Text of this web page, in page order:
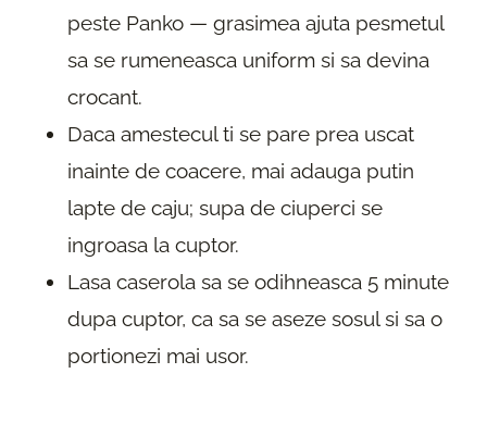
peste Panko — grasimea ajuta pesmetul
sa se rumeneasca uniform si sa devina
crocant.
Daca amestecul ti se pare prea uscat
inainte de coacere, mai adauga putin
lapte de caju; supa de ciuperci se
ingroasa la cuptor.
Lasa caserola sa se odihneasca 5 minute
dupa cuptor, ca sa se aseze sosul si sa o
portionezi mai usor.